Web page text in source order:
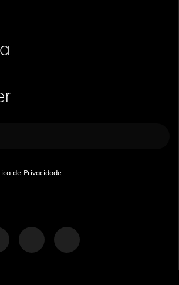
de Privacidade